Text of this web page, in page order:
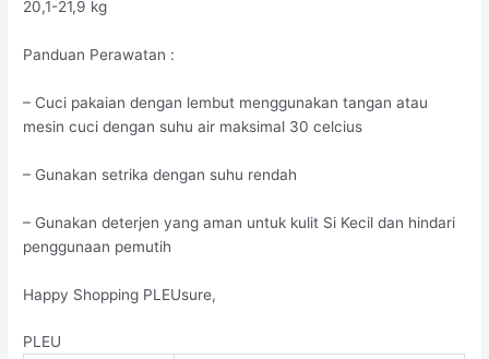
20,1-21,9 kg
Panduan Perawatan :
– Cuci pakaian dengan lembut menggunakan tangan atau
mesin cuci dengan suhu air maksimal 30 celcius
– Gunakan setrika dengan suhu rendah
– Gunakan deterjen yang aman untuk kulit Si Kecil dan hindari
penggunaan pemutih
Happy Shopping PLEUsure,
PLEU